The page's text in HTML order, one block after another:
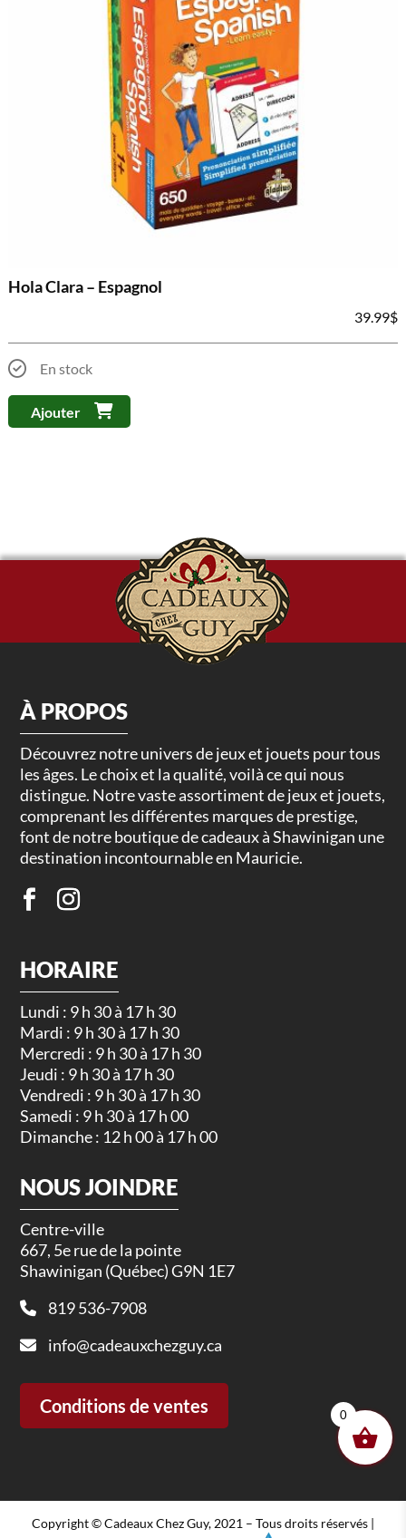
Hola Clara – Espagnol
39.99$
En stock
Ajouter
À PROPOS
Découvrez notre univers de jeux et jouets pour tous
les âges. Le choix et la qualité, voilà ce qui nous
distingue. Notre vaste assortiment de jeux et jouets,
comprenant les différentes marques de prestige,
font de notre boutique de cadeaux à Shawinigan une
destination incontournable en Mauricie.
HORAIRE
Lundi : 9 h 30 à 17 h 30
Mardi : 9 h 30 à 17 h 30
Mercredi : 9 h 30 à 17 h 30
Jeudi : 9 h 30 à 17 h 30
Vendredi : 9 h 30 à 17 h 30
Samedi : 9 h 30 à 17 h 00
Dimanche : 12 h 00 à 17 h 00
NOUS JOINDRE
Centre-ville
667, 5e rue de la pointe
Shawinigan (Québec) G9N 1E7
819 536-7908
info@cadeauxchezguy.ca
Conditions de ventes
Copyright © Cadeaux Chez Guy, 2021 – Tous droits réservés |
0